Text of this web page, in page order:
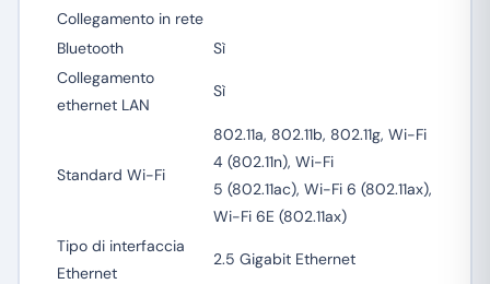
Collegamento in rete
Bluetooth
Sì
Collegamento
ethernet LAN
Sì
Standard Wi-Fi
802.11a, 802.11b, 802.11g, Wi-Fi
4 (802.11n), Wi-Fi
5 (802.11ac), Wi-Fi 6 (802.11ax),
Wi-Fi 6E (802.11ax)
Tipo di interfaccia
Ethernet
2.5 Gigabit Ethernet